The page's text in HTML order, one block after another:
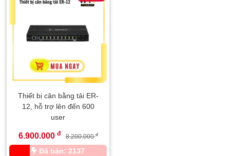
Thiết bị cân bằng tải ER-
12, hỗ trợ lên đến 600
user
6.900.000 đ 8.200.000đ
Đã bán: 2137